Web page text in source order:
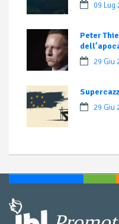
09 Lug
Peter
29 Giu
29 Giu